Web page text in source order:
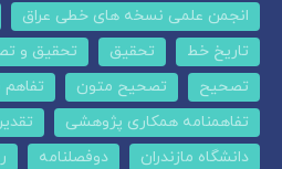
انجمن علمی نسخه های خطی عراق
تاریخ خط
تحقیق
تحقیق و
تصحیح
تصحیح متون تفاهم
تفاهمنامه همکاری پژوهشی
تقدیر
دانشگاه مازندران
دوفصلنامه